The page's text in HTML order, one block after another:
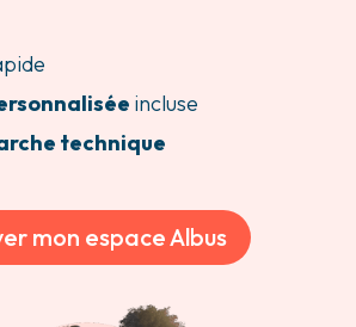
incluse
technique
mon espace Albus